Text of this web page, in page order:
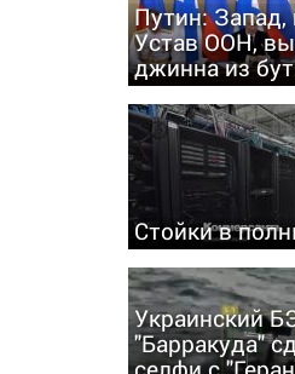
Путин: Запад,
Устав ООН,
джинна из
Стойки в
Украинский
"Барракуда"